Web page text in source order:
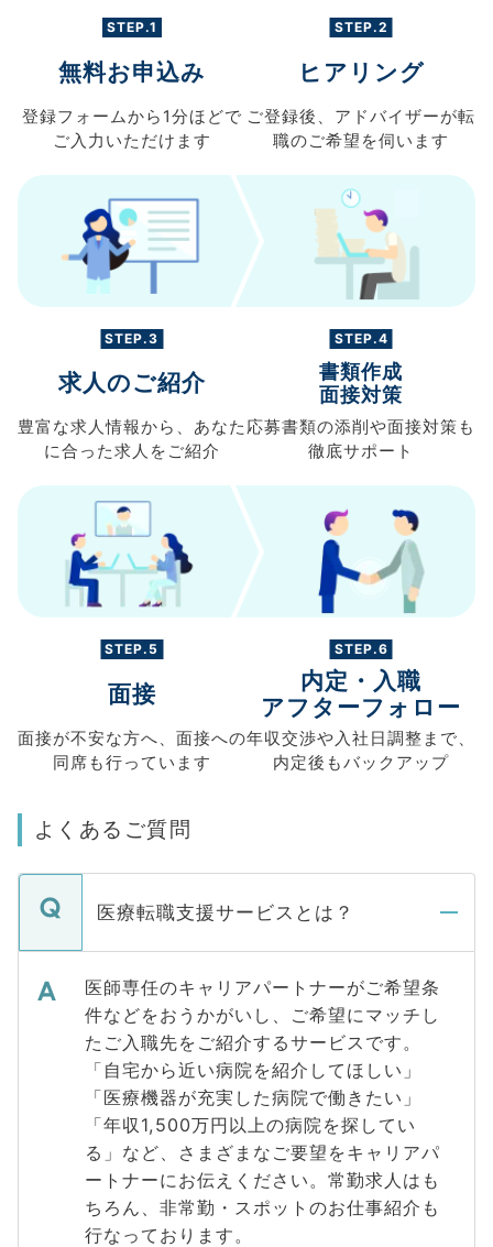
STEP.1
無料お申込み
登録フォームから 1分ほどで
ご入力 いただけます
STEP.2
ヒアリング
ご登録後、 アドバイザーが転
職のご希望を伺います
STEP.3
求人のご紹介
豊富な求人情報から、 あなた
に合った求人を ご紹介
STEP.4
書類作成
面接対策
応募書類の添削や面接対策も
徹底サポート
STEP.5
面接
面接が不安な方へ、 面接への
同席も行っています
STEP.6
内定・入職
アフターフォロー
年収交渉や入社日調整まで、
内定後もバックアップ
よくあるご質問
医療転職支援サービスとは？
医師専任のキャリアパートナーがご希望条
件などをおうかがいし、ご希望にマッチし
たご入職先をご紹介するサービスです。
「自宅から近い病院を紹介してほしい」
「医療機器が充実した病院で働きたい」
「年収1,500万円以上の病院を探してい
る」など、さまざまなご要望をキャリアパ
ートナーにお伝えください。常勤求人はも
ちろん、非常勤・スポットのお仕事紹介も
行なっております。